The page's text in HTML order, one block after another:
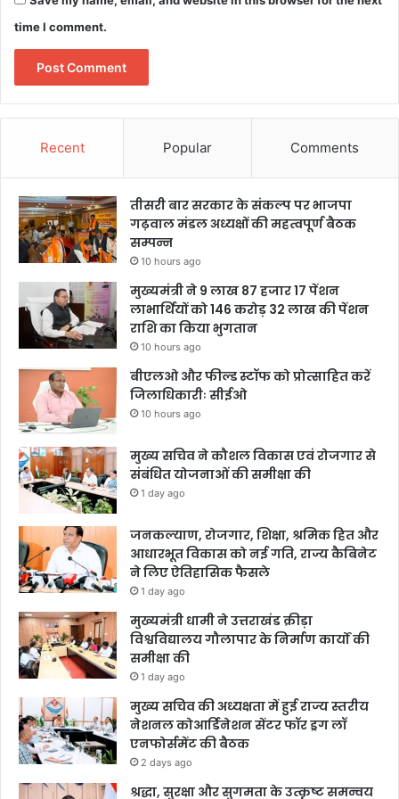
time I comment.
Recent Popular Comments
तीसरी बार सरकार के संकल्प पर भाजपा
गढ़वाल मंडल अध्यक्षों की महत्वपूर्ण बैठक
सम्पन्न
10 hours ago
मुख्यमंत्री ने 9 लाख 87 हजार 17 पेंशन
लाभार्थियों को 146 करोड़ 32 लाख की पेंशन
राशि का किया भुगतान
10 hours ago
बीएलओ और फील्ड स्टॉफ को प्रोत्साहित करें
जिलाधिकारीः सीईओ
10 hours ago
मुख्य सचिव ने कौशल विकास एवं रोजगार से
संबंधित योजनाओं की समीक्षा की
1 day ago
जनकल्याण, रोजगार, शिक्षा, श्रमिक हित और
आधारभूत विकास को नई गति, राज्य कैबिनेट
ने लिए ऐतिहासिक फैसले
1 day ago
मुख्यमंत्री धामी ने उत्तराखंड क्रीड़ा
विश्वविद्यालय गौलापार के निर्माण कार्यों की
समीक्षा की
1 day ago
मुख्य सचिव की अध्यक्षता में हुई राज्य स्तरीय
नेशनल कोआर्डिनेशन सेंटर फॉर ड्रग लॉ
एनफोर्समेंट की बैठक
2 days ago
श्रद्धा, सुरक्षा और सुगमता के उत्कृष्ट समन्वय